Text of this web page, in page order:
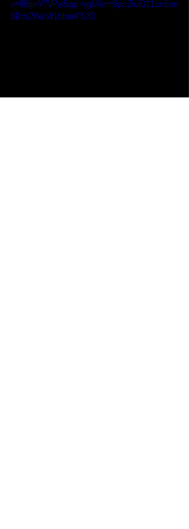
v=IBBjmY7VPjs&pp=ygUXcm9pc2luIG11cnBoe
SBtb29keW1hbm4%3D